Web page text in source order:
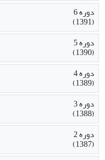
دوره 6
(1391)
دوره 5
(1390)
دوره 4
(1389)
دوره 3
(1388)
دوره 2
(1387)